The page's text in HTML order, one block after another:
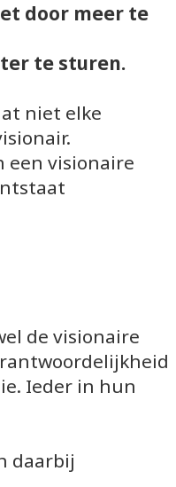
door meer te
te sturen.
niet elke
een visionaire
de visionaire
Ieder in hun
daarbij